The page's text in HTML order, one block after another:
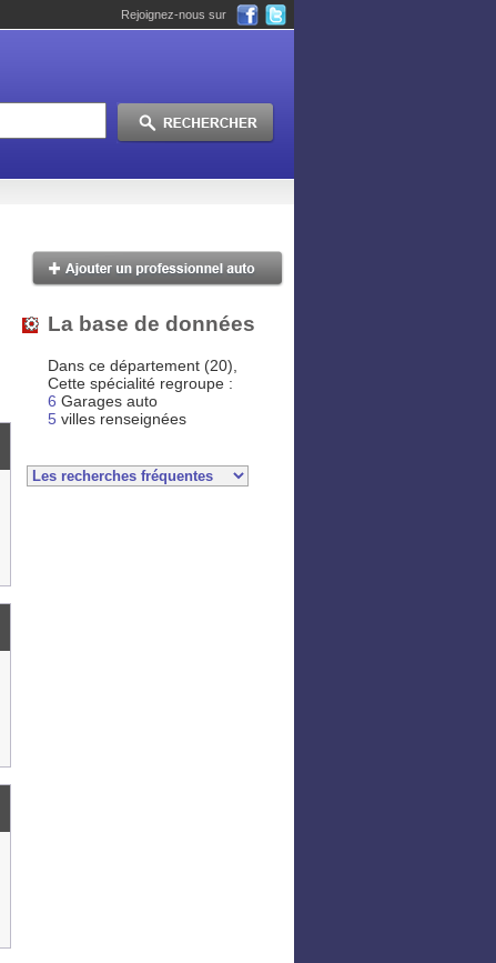
Rejoignez-nous sur
La base de données
Dans ce département (20),
Cette spécialité regroupe :
6 Garages auto
5 villes renseignées